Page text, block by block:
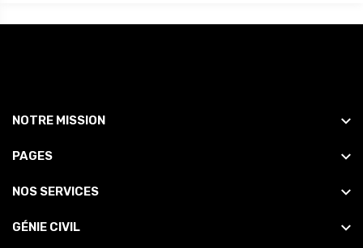
NOTRE MISSION
PAGES
NOS SERVICES
GÉNIE CIVIL